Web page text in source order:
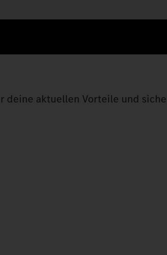
deine aktuellen Vorteile und